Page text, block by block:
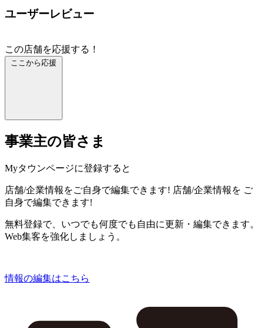
ユーザーレビュー
この店舗を応援する！
ここから応援
事業主の皆さま
Myタウンページに登録すると
店舗/企業情報をご自身で編集できます! 店舗/企業情報を ご
自身で編集できます!
無料登録で、いつでも何度でも自由に更新・編集できます。
Web集客を強化しましょう。
情報の編集はこちら